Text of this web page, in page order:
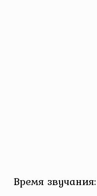
Время